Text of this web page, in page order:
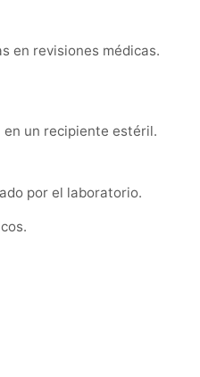
en revisiones médicas.
un recipiente estéril.
por el laboratorio.